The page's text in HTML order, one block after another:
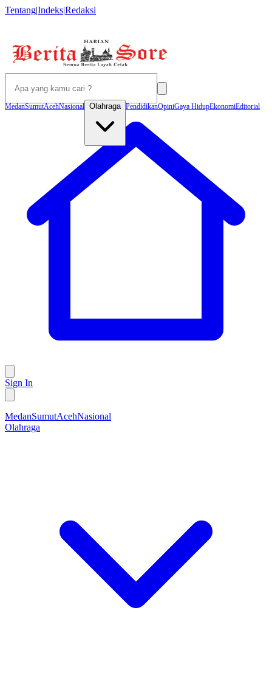
Tentang|Indeks|Redaksi
MedanSumutAcehNasional Olahraga PendidikanOpiniGaya HidupEkonomiEditorial
Sign In
MedanSumutAcehNasional
Olahraga